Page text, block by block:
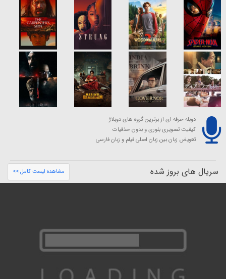
دوبله حرفه ای از برترین گروه های دوبلاژ
کیفیت تصویری بلوری و بدون حذفیات
تعویض زبان بین زبان اصلی فیلم و زبان فارسی
سریال های بروز شده مشاهده لیست کامل >>